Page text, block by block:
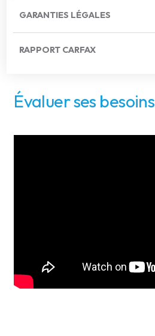
GARANTIES LÉGALES
RAPPORT CARFAX
Évaluer ses besoins